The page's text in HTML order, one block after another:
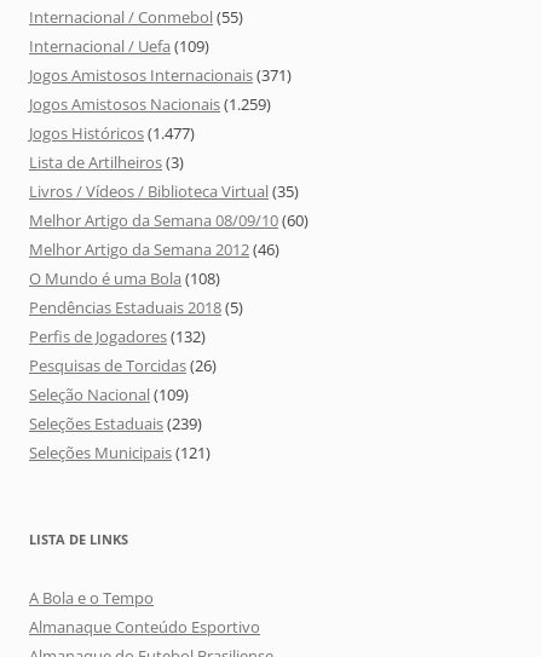
Internacional / Conmebol(55)
Internacional / Uefa (109)
Jogos Amistosos Internacionais(371)
Jogos Amistosos Nacionais(1.259)
Jogos Históricos(1.477)
Lista de Artilheiros(3)
Livros / Vídeos / Biblioteca Virtual(35)
Melhor Artigo da Semana 08/09/10(60)
Melhor Artigo da Semana 2012(46)
O Mundo é uma Bola (108)
Pendências Estaduais 2018(5)
Perfis de Jogadores(132)
Pesquisas de Torcidas(26)
Seleção Nacional(109)
Seleções Estaduais(239)
Seleções Municipais(121)
LISTA DE LINKS
A Bola e o Tempo
Almanaque Conteúdo Esportivo